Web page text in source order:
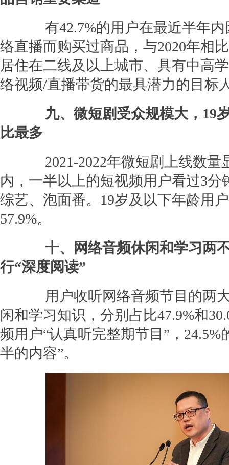
有42.7%的用户在最近半年内
络直播而购买过商品，与2020年相
居住在二线及以上城市、具有中高
络视频/直播带货的最具潜力的目标
九、微短剧受众规模大，19
比最多
2021-2022年微短剧上线数量
内，一半以上的短视频用户看过3分
综艺、泡面番。19岁及以下年龄用
57.9%。
十、网络音频休闲和学习两
行“深度阅读”
用户收听网络音频节目的两大
闲和学习知识，分别占比47.9%和
频用户“认真听完整期节目”，24.5%
半的内容”。